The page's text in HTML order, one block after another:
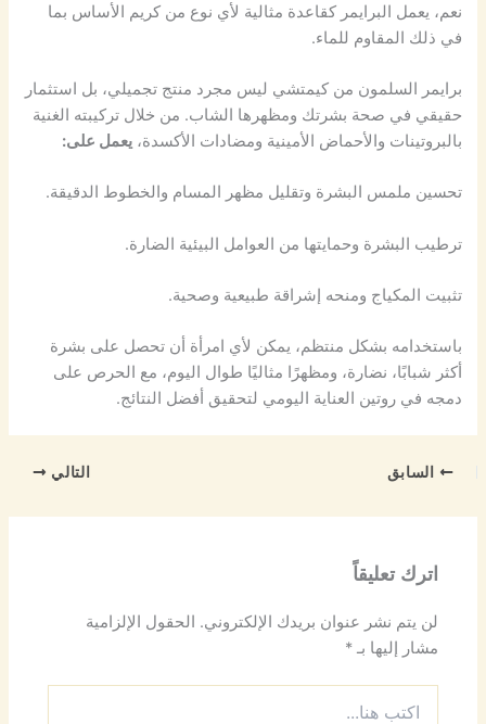
نعم، يعمل البرايمر كقاعدة مثالية لأي نوع من كريم الأساس بما
في ذلك المقاوم للماء.
برايمر السلمون من كيمتشي ليس مجرد منتج تجميلي، بل استثمار
حقيقي في صحة بشرتك ومظهرها الشاب. من خلال تركيبته الغنية
بالبروتينات والأحماض الأمينية ومضادات الأكسدة،يعمل على:
تحسين ملمس البشرة وتقليل مظهر المسام والخطوط الدقيقة.
ترطيب البشرة وحمايتها من العوامل البيئية الضارة.
تثبيت المكياج ومنحه إشراقة طبيعية وصحية.
باستخدامه بشكل منتظم، يمكن لأي امرأة أن تحصل على بشرة
أكثر شبابًا، نضارة، ومظهرًا مثاليًا طوال اليوم، مع الحرص على
دمجه في روتين العناية اليومي لتحقيق أفضل النتائج.
السابق التالي
اترك تعليقاً
لن يتم نشر عنوان بريدك الإلكتروني. الحقول الإلزامية
مشار إليها بـ*
هنا...